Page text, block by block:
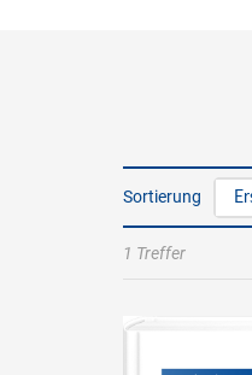
Sortierung
1 Treffer